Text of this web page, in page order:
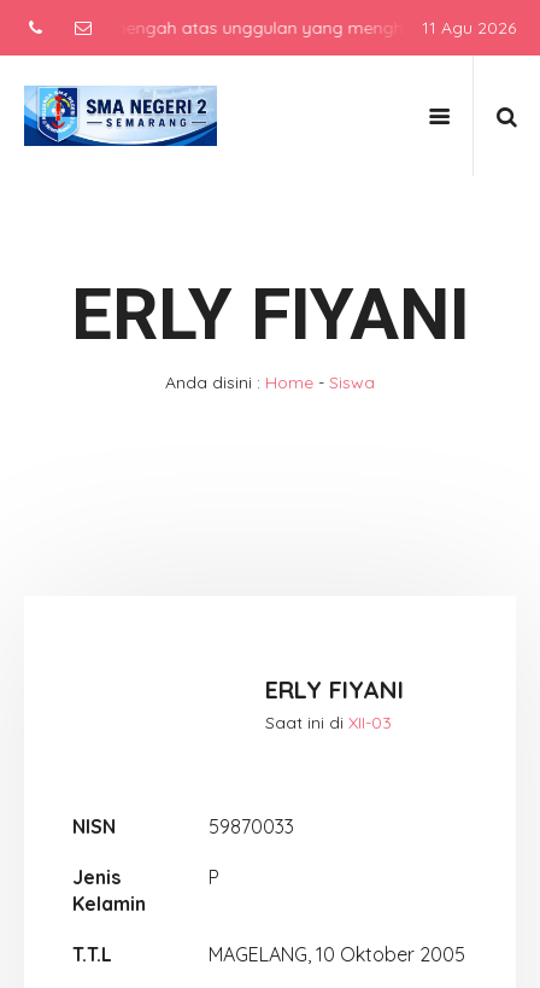
menengah atas unggulan yang menghasilkan lulusan
11 Agu 2026
ERLY FIYANI
Anda disini : Home - Siswa
ERLY FIYANI
Saat ini di XII-03
NISN 59870033
Jenis
Kelamin
P
T.T.L MAGELANG, 10 Oktober 2005